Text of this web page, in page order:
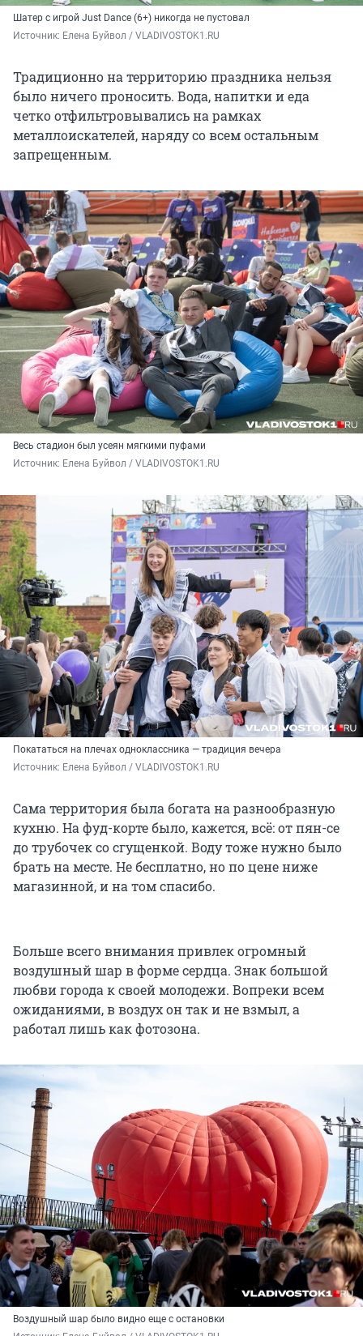
Шатер с игрой Just Dance (6+) никогда не пустовал
Источник: Елена Буйвол / VLADIVOSTOK1.RU
Традиционно на территорию праздника нельзя
было ничего проносить. Вода, напитки и еда
четко отфильтровывались на рамках
металлоискателей, наряду со всем остальным
запрещенным.
Весь стадион был усеян мягкими пуфами
Источник: Елена Буйвол / VLADIVOSTOK1.RU
Покататься на плечах одноклассника — традиция вечера
Источник: Елена Буйвол / VLADIVOSTOK1.RU
Сама территория была богата на разнообразную
кухню. На фуд-корте было, кажется, всё: от пян-се
до трубочек со сгущенкой. Воду тоже нужно было
брать на месте. Не бесплатно, но по цене ниже
магазинной, и на том спасибо.
Больше всего внимания привлек огромный
воздушный шар в форме сердца. Знак большой
любви города к своей молодежи. Вопреки всем
ожиданиями, в воздух он так и не взмыл, а
работал лишь как фотозона.
Воздушный шар было видно еще с остановки